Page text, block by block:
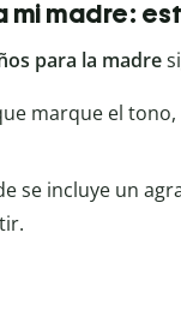
mi madre:
para la madre
marque el tono,
se incluye un